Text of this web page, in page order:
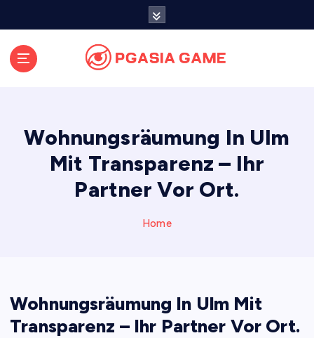
Wohnungsräumung In Ulm
Mit Transparenz – Ihr
Partner Vor Ort.
Home
Wohnungsräumung In Ulm Mit
Transparenz – Ihr Partner Vor Ort.